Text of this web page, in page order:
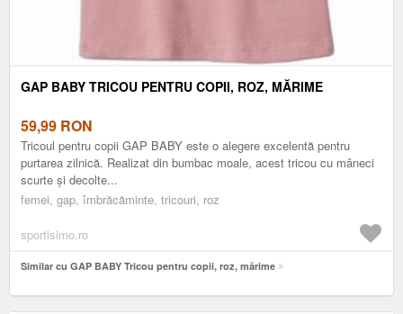
GAP BABY TRICOU PENTRU COPII, ROZ, MĂRIME
59,99 RON
Tricoul pentru copii GAP BABY este o alegere excelentă pentru
purtarea zilnică. Realizat din bumbac moale, acest tricou cu mâneci
scurte și decolte...
femei, gap, îmbrăcăminte, tricouri, roz
sportisimo.ro
Similar cu GAP BABY Tricou pentru copii, roz, mărime